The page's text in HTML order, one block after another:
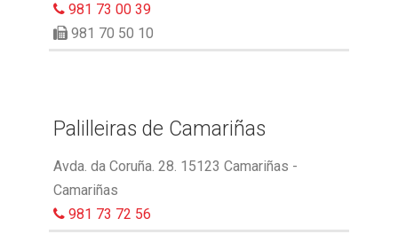
981 73 00 39
981 70 50 10
Palilleiras de Camariñas
Avda. da Coruña. 28. 15123 Camariñas -
Camariñas
981 73 72 56